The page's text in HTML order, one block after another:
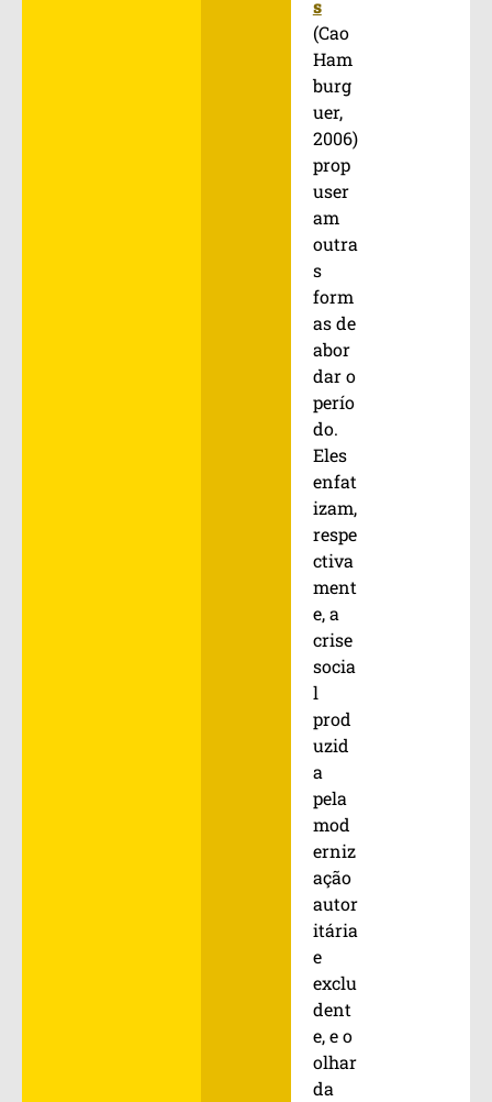
s
(Cao
Ham
burg
uer,
2006)
prop
user
am
outra
s
form
as de
abor
dar o
perío
do.
Eles
enfat
izam,
respe
ctiva
ment
e, a
crise
socia
l
prod
uzid
a
pela
mod
erniz
ação
autor
itária
e
exclu
dent
e, e o
olhar
da